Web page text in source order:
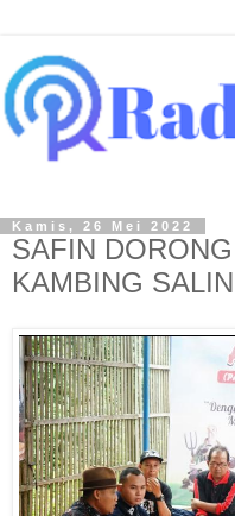
Kamis, 26 Mei 2022
SAFIN
KAMBING